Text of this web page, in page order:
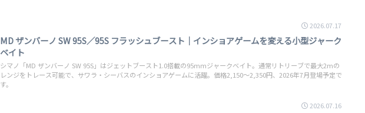
2026.07.17
MD ザンバーノ SW 95S／95S フラッシュブースト｜インショアゲームを変える小型ジャーク
ベイト
シマノ「MD ザンバーノ SW 95S」はジェットブースト1.0搭載の95mmジャークベイト。通常リトリーブで最大2mの
レンジをトレース可能で、サワラ・シーバスのインショアゲームに活躍。価格2,150〜2,350円、2026年7月登場予定で
す。
2026.07.16